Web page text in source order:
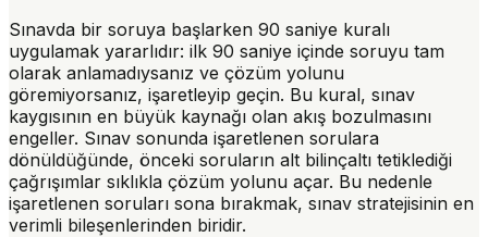
Sınavda bir soruya başlarken 90 saniye kuralı
uygulamak yararlıdır: ilk 90 saniye içinde soruyu tam
olarak anlamadıysanız ve çözüm yolunu
göremiyorsanız, işaretleyip geçin. Bu kural, sınav
kaygısının en büyük kaynağı olan akış bozulmasını
engeller. Sınav sonunda işaretlenen sorulara
dönüldüğünde, önceki soruların alt bilinçaltı tetiklediği
çağrışımlar sıklıkla çözüm yolunu açar. Bu nedenle
işaretlenen soruları sona bırakmak, sınav stratejisinin en
verimli bileşenlerinden biridir.